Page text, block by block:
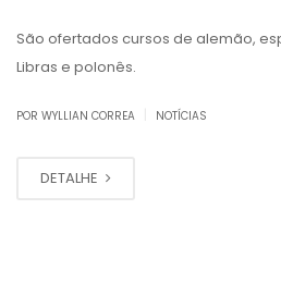
São ofertados cursos de alemão,
Libras e polonês.
POR WYLLIAN CORREA NOTÍCIAS
DETALHE